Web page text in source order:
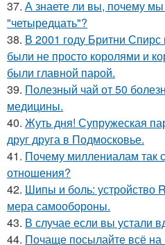
37. А знаете ли вы, почему
"четыредцать"?
38. В 2001 году Бритни
были не просто королями и
были главной парой.
39. Полезный чай от 50
медицины.
40. Жуть дня! Супружеская
друг друга в Подмосковье.
41. Почему миллениалам так
отношения?
42. Шипы и боль: устройство
мера самообороны.
43. В случае если вы устали
44. Почаще посылайте всё